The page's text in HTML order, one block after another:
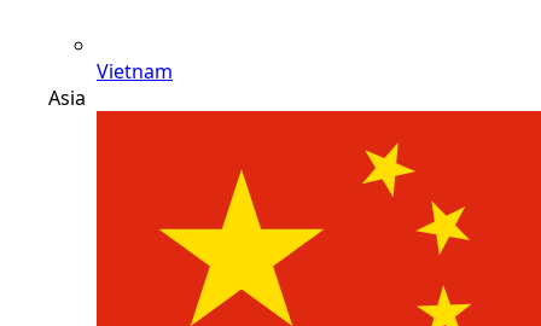
Vietnam
Asia